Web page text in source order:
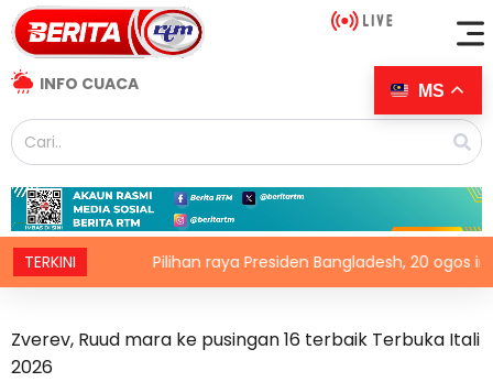
INFO CUACA
TERKINI Pilihan raya Presiden Bangladesh, 20 ogos ini
Zverev, Ruud mara ke pusingan 16 terbaik Terbuka Itali
2026
MS